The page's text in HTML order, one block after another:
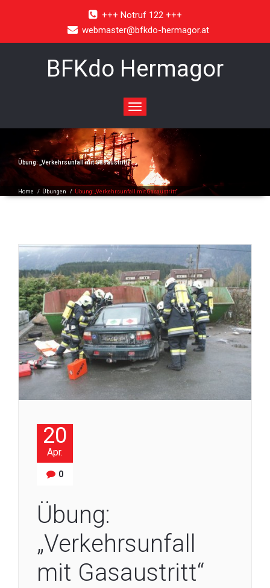
+++ Notruf 122 +++
webmaster@bfkdo-hermagor.at
BFKdo Hermagor
Toggle
navigation
Übung: „Verkehrsunfall mit Gasaustritt“
Home / Übungen / Übung: „Verkehrsunfall mit Gasaustritt“
20
Apr.
0
Übung:
„Verkehrsunfall
mit Gasaustritt“